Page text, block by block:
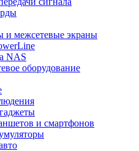
и межсетевые экраны
NAS
оборудование
и смартфонов